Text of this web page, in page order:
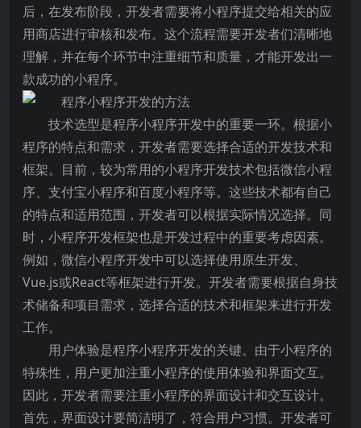
后，在发布阶段，开发者需要将小程序提交给相关的应
用商店进行审核和发布。这个流程需要开发者们清晰地
理解，并在每个环节中注重细节和质量，才能开发出一
款成功的小程序。
技术选型是程序小程序开发中的重要一环。根据小
程序的特点和需求，开发者需要选择合适的开发技术和
框架。目前，较为常用的小程序开发技术包括微信小程
序、支付宝小程序和百度小程序等。这些技术都有自己
的特点和适用范围，开发者可以根据实际情况选择。同
时，小程序开发框架也是开发过程中的重要考虑因素。
例如，微信小程序开发中可以选择使用原生开发、
Vue.js或React等框架进行开发。开发者需要根据自身技
术储备和项目需求，选择合适的技术和框架来进行开发
工作。
用户体验是程序小程序开发的关键。由于小程序的
特殊性，用户更加注重小程序的使用体验和界面交互。
因此，开发者需要注重小程序的界面设计和交互设计。
首先，界面设计要简洁明了，符合用户习惯。开发者可